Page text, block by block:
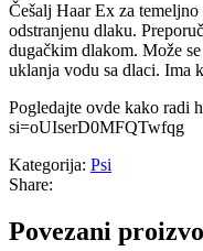
Češalj Haar Ex za
odstranjenu dlaku.
dugačkim dlakom. Može
uklanja vodu sa dlaci. Ima
Pogledajte ovde kako radi
si=oUIserD0MFQTwfqg
Kategorija: Psi
Share:
Povezani